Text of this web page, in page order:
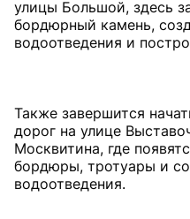
улицы Большой, здесь
бордюрный камень,
водоотведения и
Также завершится
дорог на улице
Москвитина, где
бордюры, тротуары и
водоотведения.